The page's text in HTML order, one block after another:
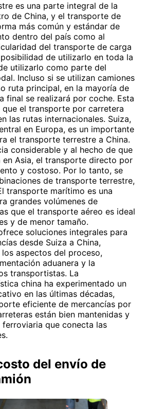
es una parte integral de la
de China, y el transporte de
más común y estándar de
dentro del país como al
del transporte de carga
de utilizarlo en toda la
utilizarlo como parte del
Incluso si se utilizan camiones
ruta principal, en la mayoría de
final se realizará por coche. Esta
el transporte por carretera
las rutas internacionales. Suiza,
en Europa, es un importante
el transporte terrestre a China.
considerable y al hecho de que
en Asia, el transporte directo por
y costoso. Por lo tanto, se
de transporte terrestre,
transporte marítimo es una
grandes volúmenes de
que el transporte aéreo es ideal
y de menor tamaño.
soluciones integrales para
desde Suiza a China,
aspectos del proceso,
aduanera y la
transportistas. La
china ha experimentado un
en las últimas décadas,
eficiente de mercancías por
están bien mantenidas y
ferroviaria que conecta las
del envío de